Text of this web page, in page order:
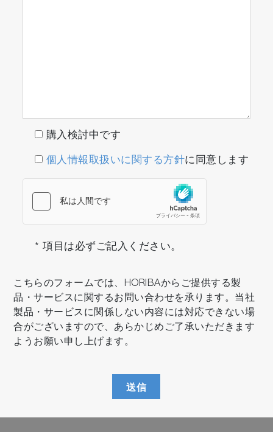
購入検討中です
個人情報取扱いに関する方針に同意します
* 項目は必ずご記入ください。
こちらのフォームでは、HORIBAからご提供する製
品・サービスに関するお問い合わせを承ります。当社
製品・サービスに関係しない内容には対応できない場
合がございますので、あらかじめご了承いただきます
ようお願い申し上げます。
送信